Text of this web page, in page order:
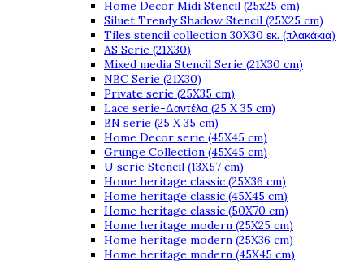
Home Decor Midi Stencil (25x25 cm)
Siluet Trendy Shadow Stencil (25X25 cm)
Tiles stencil collection 30X30 εκ. (πλακάκια)
AS Serie (21X30)
Mixed media Stencil Serie (21X30 cm)
NBC Serie (21X30)
Private serie (25X35 cm)
Lace serie-Δαντέλα (25 X 35 cm)
BN serie (25 X 35 cm)
Home Decor serie (45X45 cm)
Grunge Collection (45X45 cm)
U serie Stencil (13X57 cm)
Home heritage classic (25X36 cm)
Home heritage classic (45X45 cm)
Home heritage classic (50X70 cm)
Home heritage modern (25X25 cm)
Home heritage modern (25X36 cm)
Home heritage modern (45X45 cm)